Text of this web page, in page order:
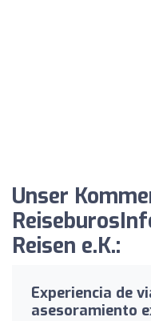
Unser
Reisen e.K.:
Experiencia de
asesoramiento